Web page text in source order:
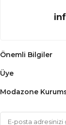
Önemli Bilgiler
Üye
Modazone